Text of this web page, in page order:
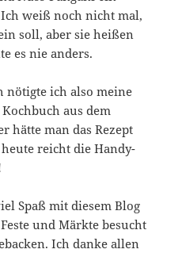
weiß noch nicht mal,
soll, aber sie heißen
es nie anders.
nötigte ich also meine
aus dem
hätte man das Rezept
reicht die Handy-
Spaß mit diesem Blog
und Märkte besucht
Ich danke allen